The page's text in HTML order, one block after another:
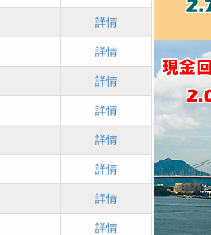
詳情
詳情
詳情
詳情
詳情
詳情
詳情
詳情